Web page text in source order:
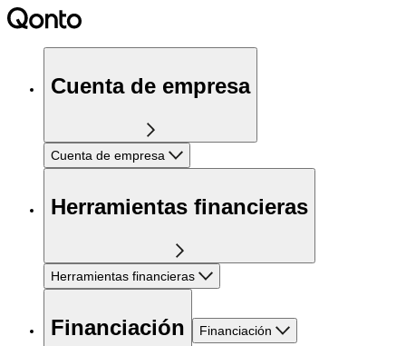
Cuenta de empresa
Cuenta de empresa
Herramientas financieras
Herramientas financieras
Financiación Financiación